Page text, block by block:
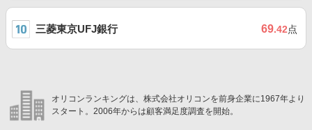
三菱東京UFJ銀行 69.42点
オリコンランキングは、株式会社オリコンを前身企業に1967年より
スタート。2006年からは顧客満足度調査を開始。